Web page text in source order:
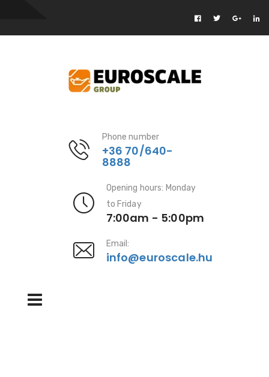
Phone number
+36 70/640-
8888
Opening hours: Monday
to Friday
7:00am - 5:00pm
Email:
info@euroscale.hu